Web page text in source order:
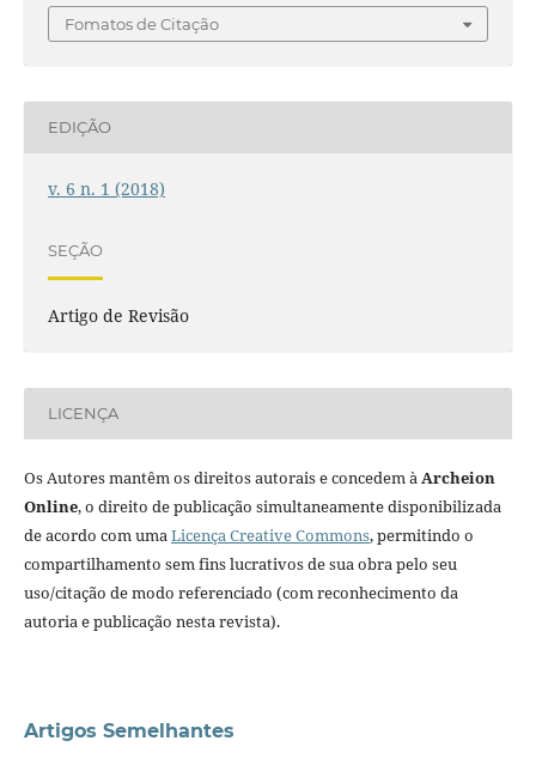
Fomatos de Citação
EDIÇÃO
v. 6 n. 1 (2018)
SEÇÃO
Artigo de Revisão
LICENÇA
Os Autores mantêm os direitos autorais e concedem àArcheion
Online, o direito de publicação simultaneamente disponibilizada
de acordo com umaLicença Creative Commons, permitindo o
compartilhamento sem fins lucrativos de sua obra pelo seu
uso/citação de modo referenciado (com reconhecimento da
autoria e publicação nesta revista).
Artigos Semelhantes